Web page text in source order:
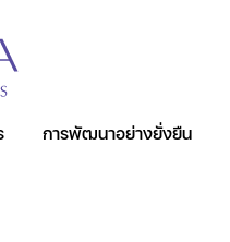
การพัฒนาอย่างยั่งยืน